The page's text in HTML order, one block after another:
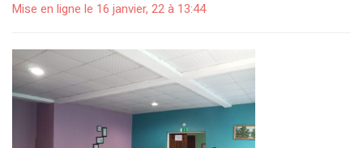
Mise en ligne le 16 janvier, 22 à 13:44